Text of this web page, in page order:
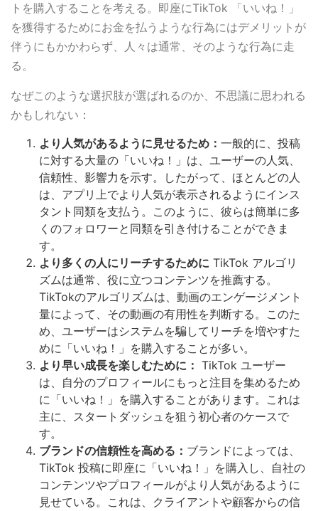
トを購入することを考える。即座にTikTok 「いいね！」
を獲得するためにお金を払うような行為にはデメリットが
伴うにもかかわらず、人々は通常、そのような行為に走
る。
なぜこのような選択肢が選ばれるのか、不思議に思われる
かもしれない：
より人気があるように見せるため： 一般的に、投稿
に対する大量の「いいね！」は、ユーザーの人気、
信頼性、影響力を示す。したがって、ほとんどの人
は、アプリ上でより人気が表示されるようにインス
タント同類を支払う。このように、彼らは簡単に多
くのフォロワーと同類を引き付けることができま
す。
より多くの人にリーチするために TikTok アルゴリ
ズムは通常、役に立つコンテンツを推薦する。
TikTokのアルゴリズムは、動画のエンゲージメント
量によって、その動画の有用性を判断する。このた
め、ユーザーはシステムを騙してリーチを増やすた
めに「いいね！」を購入することが多い。
より早い成長を楽しむために： TikTok ユーザー
は、自分のプロフィールにもっと注目を集めるため
に「いいね！」を購入することがあります。これは
主に、スタートダッシュを狙う初心者のケースで
す。
ブランドの信頼性を高める： ブランドによっては、
TikTok 投稿に即座に「いいね！」を購入し、自社の
コンテンツやプロフィールがより人気があるように
見せている。これは、クライアントや顧客からの信